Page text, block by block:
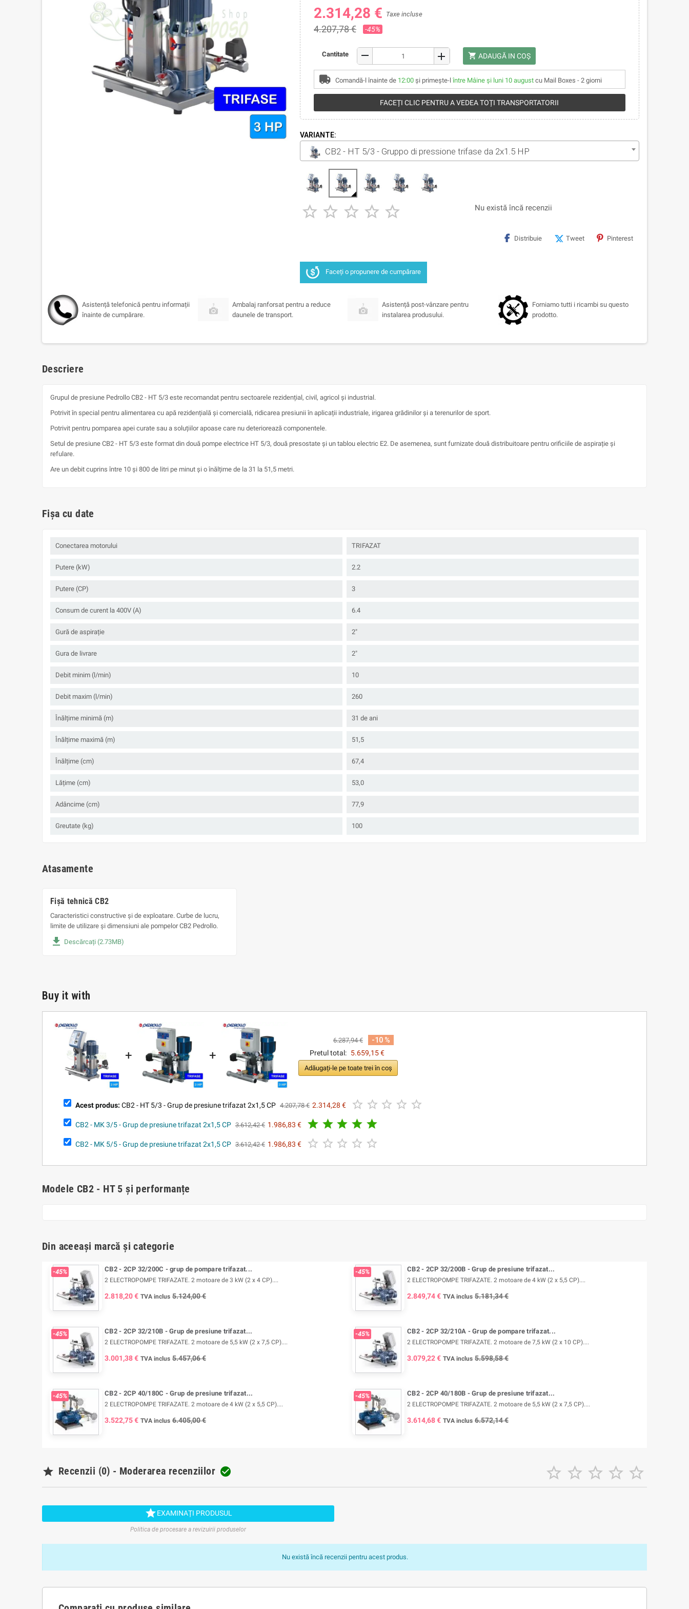
2.314,28 € Taxe incluse
4.207,78 € -45%
Cantitate remove add shopping_cart ADAUGĂ IN COŞ
Comandă-l înainte de 12:00 și primește-l între Mâine și luni 10 august cu Mail Boxes - 2 giorni
FACEȚI CLIC PENTRU A VEDEA TOȚI TRANSPORTATORII
VARIANTE:
CB2 - HT 5/3 - Gruppo di pressione trifase da 2x1.5 HP
     Nu există încă recenzii
Distribuie Tweet Pinterest
Faceți o propunere de cumpărare
Asistență telefonică pentru informații
înainte de cumpărare.
Ambalaj ranforsat pentru a reduce
daunele de transport.
Asistență post-vânzare pentru
instalarea produsului.
Forniamo tutti i ricambi su questo
prodotto.
Descriere
Grupul de presiune Pedrollo CB2 - HT 5/3 este recomandat pentru sectoarele rezidențial, civil, agricol și industrial.
Potrivit în special pentru alimentarea cu apă rezidențială și comercială, ridicarea presiunii în aplicații industriale, irigarea grădinilor și a terenurilor de sport.
Potrivit pentru pomparea apei curate sau a soluțiilor apoase care nu deteriorează componentele.
Setul de presiune CB2 - HT 5/3 este format din două pompe electrice HT 5/3, două presostate și un tablou electric E2. De asemenea, sunt furnizate două distribuitoare pentru orificiile de aspirație și
refulare.
Are un debit cuprins între 10 și 800 de litri pe minut și o înălțime de la 31 la 51,5 metri.
Fișa cu date
Conectarea motorului TRIFAZAT
Putere (kW) 2.2
Putere (CP) 3
Consum de curent la 400V (A) 6.4
Gură de aspirație 2"
Gura de livrare 2"
Debit minim (l/min) 10
Debit maxim (l/min) 260
Înălțime minimă (m) 31 de ani
Înălțime maximă (m) 51,5
Înălțime (cm) 67,4
Lățime (cm) 53,0
Adâncime (cm) 77,9
Greutate (kg) 100
Atasamente
Fișă tehnică CB2
Caracteristici constructive și de exploatare. Curbe de lucru,
limite de utilizare și dimensiuni ale pompelor CB2 Pedrollo.
file_download Descărcați (2.73MB)
Buy it with
+ +
6.287,94 €
-10 %
Pretul total: 5.659,15 €
Adăugați-le pe toate trei în coș
Acest produs: CB2 - HT 5/3 - Grup de presiune trifazat 2x1,5 CP 4.207,78 € 2.314,28 €     
CB2 - MK 3/5 - Grup de presiune trifazat 2x1,5 CP 3.612,42 € 1.986,83 €     
CB2 - MK 5/5 - Grup de presiune trifazat 2x1,5 CP 3.612,42 € 1.986,83 €     
Modele CB2 - HT 5 și performanțe
Din aceeași marcă și categorie
-45% CB2 - 2CP 32/200C - grup de pompare trifazat...
2 ELECTROPOMPE TRIFAZATE. 2 motoare de 3 kW (2 x 4 CP)....
2.818,20 € TVA inclus 5.124,00 €
-45% CB2 - 2CP 32/200B - Grup de presiune trifazat...
2 ELECTROPOMPE TRIFAZATE. 2 motoare de 4 kW (2 x 5,5 CP)....
2.849,74 € TVA inclus 5.181,34 €
-45% CB2 - 2CP 32/210B - Grup de presiune trifazat...
2 ELECTROPOMPE TRIFAZATE. 2 motoare de 5,5 kW (2 x 7,5 CP)....
3.001,38 € TVA inclus 5.457,06 €
-45% CB2 - 2CP 32/210A - Grup de pompare trifazat...
2 ELECTROPOMPE TRIFAZATE. 2 motoare de 7,5 kW (2 x 10 CP)....
3.079,22 € TVA inclus 5.598,58 €
-45% CB2 - 2CP 40/180C - Grup de presiune trifazat...
2 ELECTROPOMPE TRIFAZATE. 2 motoare de 4 kW (2 x 5,5 CP)....
3.522,75 € TVA inclus 6.405,00 €
-45% CB2 - 2CP 40/180B - Grup de presiune trifazat...
2 ELECTROPOMPE TRIFAZATE. 2 motoare de 5,5 kW (2 x 7,5 CP)....
3.614,68 € TVA inclus 6.572,14 €
 Recenzii (0) - Moderarea recenziilor      
EXAMINAȚI PRODUSUL
Politica de procesare a revizuirii produselor
Nu există încă recenzii pentru acest produs.